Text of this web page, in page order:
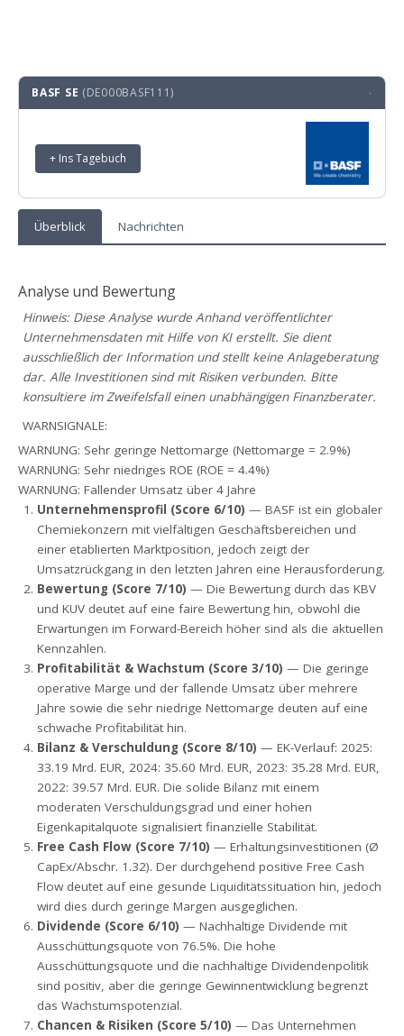
BASF SE (DE000BASF111) ·
+ Ins Tagebuch
Überblick Nachrichten
Analyse und Bewertung
Hinweis: Diese Analyse wurde Anhand veröffentlichter
Unternehmensdaten mit Hilfe von KI erstellt. Sie dient
ausschließlich der Information und stellt keine Anlageberatung
dar. Alle Investitionen sind mit Risiken verbunden. Bitte
konsultiere im Zweifelsfall einen unabhängigen Finanzberater.
WARNSIGNALE:
WARNUNG: Sehr geringe Nettomarge (Nettomarge = 2.9%)
WARNUNG: Sehr niedriges ROE (ROE = 4.4%)
WARNUNG: Fallender Umsatz über 4 Jahre
Unternehmensprofil (Score 6/10) — BASF ist ein globaler
Chemiekonzern mit vielfältigen Geschäftsbereichen und
einer etablierten Marktposition, jedoch zeigt der
Umsatzrückgang in den letzten Jahren eine Herausforderung.
Bewertung (Score 7/10) — Die Bewertung durch das KBV
und KUV deutet auf eine faire Bewertung hin, obwohl die
Erwartungen im Forward-Bereich höher sind als die aktuellen
Kennzahlen.
Profitabilität & Wachstum (Score 3/10) — Die geringe
operative Marge und der fallende Umsatz über mehrere
Jahre sowie die sehr niedrige Nettomarge deuten auf eine
schwache Profitabilität hin.
Bilanz & Verschuldung (Score 8/10) — EK-Verlauf: 2025:
33.19 Mrd. EUR, 2024: 35.60 Mrd. EUR, 2023: 35.28 Mrd. EUR,
2022: 39.57 Mrd. EUR. Die solide Bilanz mit einem
moderaten Verschuldungsgrad und einer hohen
Eigenkapitalquote signalisiert finanzielle Stabilität.
Free Cash Flow (Score 7/10) — Erhaltungsinvestitionen (Ø
CapEx/Abschr. 1.32). Der durchgehend positive Free Cash
Flow deutet auf eine gesunde Liquiditätssituation hin, jedoch
wird dies durch geringe Margen ausgeglichen.
Dividende (Score 6/10) — Nachhaltige Dividende mit
Ausschüttungsquote von 76.5%. Die hohe
Ausschüttungsquote und die nachhaltige Dividendenpolitik
sind positiv, aber die geringe Gewinnentwicklung begrenzt
das Wachstumspotenzial.
Chancen & Risiken (Score 5/10) — Das Unternehmen